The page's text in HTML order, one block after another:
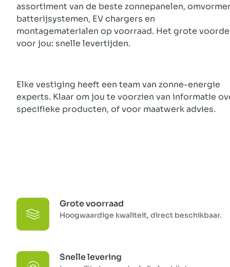
assortiment van de beste zonnepanelen,
batterijsystemen, EV chargers en
montagematerialen op voorraad. Het grote
voor jou: snelle levertijden.
Elke vestiging heeft een team van zonne-energie
experts. Klaar om jou te voorzien van informatie
specifieke producten, of voor maatwerk advies.
Grote voorraad
Hoogwaardige kwaliteit, direct beschikbaar.
Snelle levering